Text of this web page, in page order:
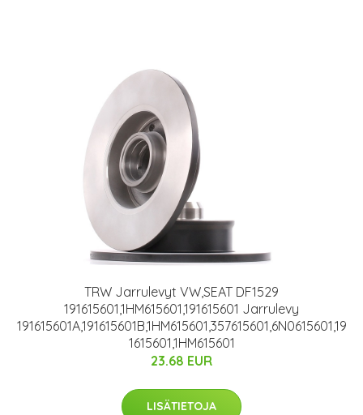
TRW Jarrulevyt VW,SEAT DF1529
191615601,1HM615601,191615601 Jarrulevy
191615601A,191615601B,1HM615601,357615601,6N0615601,19
1615601,1HM615601
23.68 EUR
LISÄTIETOJA